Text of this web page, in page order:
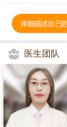
医生团队